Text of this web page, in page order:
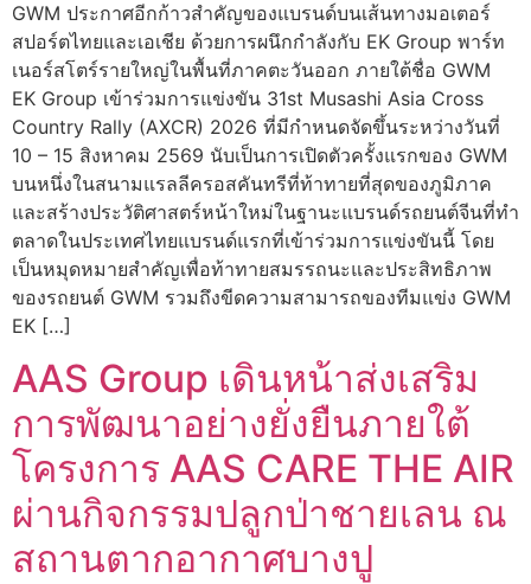
GWM ประกาศอีกก้าวสำคัญของแบรนด์บนเส้นทางมอเตอร์
สปอร์ตไทยและเอเชีย ด้วยการผนึกกำลังกับ EK Group พาร์ท
เนอร์สโตร์รายใหญ่ในพื้นที่ภาคตะวันออก ภายใต้ชื่อ GWM
EK Group เข้าร่วมการแข่งขัน 31st Musashi Asia Cross
Country Rally (AXCR) 2026 ที่มีกำหนดจัดขึ้นระหว่างวันที่
10 – 15 สิงหาคม 2569 นับเป็นการเปิดตัวครั้งแรกของ GWM
บนหนึ่งในสนามแรลลีครอสคันทรีที่ท้าทายที่สุดของภูมิภาค
และสร้างประวัติศาสตร์หน้าใหม่ในฐานะแบรนด์รถยนต์จีนที่ทำ
ตลาดในประเทศไทยแบรนด์แรกที่เข้าร่วมการแข่งขันนี้ โดย
เป็นหมุดหมายสำคัญเพื่อท้าทายสมรรถนะและประสิทธิภาพ
ของรถยนต์ GWM รวมถึงขีดความสามารถของทีมแข่ง GWM
EK […]
AAS Group เดินหน้าส่งเสริม
การพัฒนาอย่างยั่งยืนภายใต้
โครงการ AAS CARE THE AIR
ผ่านกิจกรรมปลูกป่าชายเลน ณ
สถานตากอากาศบางปู